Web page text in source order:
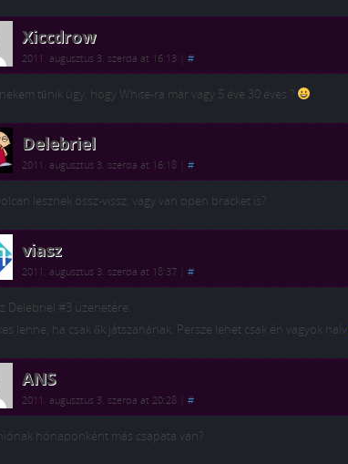
Xiccdrow
2011. augusztus 3. szerda at 16:13 #
tűnik úgy, hogy White-ra már vagy 5 éve 30 éves ?
Delebriel
2011. augusztus 3. szerda at 16:18 #
lesznek össz-vissz, vagy van open bracket is?
viasz
2011. augusztus 3. szerda at 18:37 #
Delebriel #3 üzenetére:
lenne, ha csak ők játszanának. Persze lehet csak én vagyok naív
ANS
2011. augusztus 3. szerda at 20:28 #
hónaponként más csapata van?